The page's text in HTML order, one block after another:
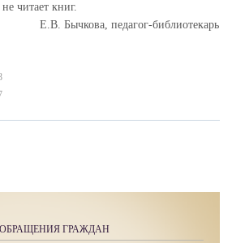
читает книг.
Е.В. Бычкова, педагог-библиотекарь
ОБРАЩЕНИЯ ГРАЖДАН